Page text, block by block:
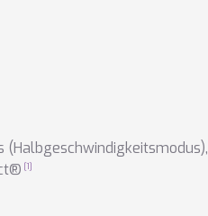
(Halbgeschwindigkeitsmodus),